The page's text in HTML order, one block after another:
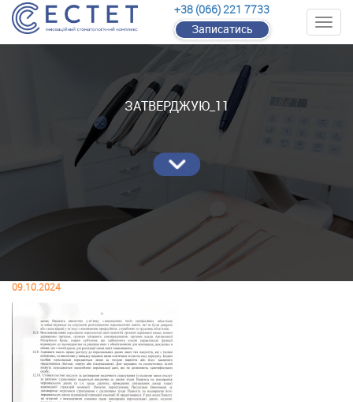
+38 (066) 221 7733
Записатись
ЗАТВЕРДЖУЮ_11
09.10.2024